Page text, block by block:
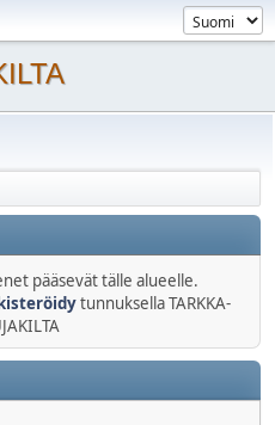
pääsevät tälle alueelle.
tunnuksella TARKKA-